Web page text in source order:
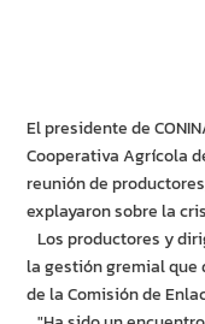
El presidente de
Cooperativa Agrícola
reunión de
explayaron sobre la
Los productores y
la gestión gremial que
de la Comisión de